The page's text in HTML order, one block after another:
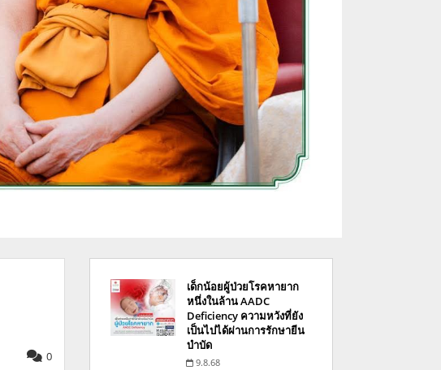
0
เด็กน้อยผู้ป่วยโรคหายาก
หนึ่งในล้าน AADC
Deficiency ความหวังที่ยัง
เป็นไปได้ผ่านการรักษายีน
บำบัด
9.8.68